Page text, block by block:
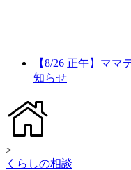
【8/26 正午】ママ
知らせ
>
くらしの相談